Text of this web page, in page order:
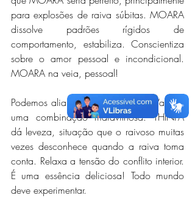
para explosões de raiva súbitas. MOARA
dissolve padrões rígidos de
comportamento, estabiliza. Conscientiza
sobre o amor pessoal e incondicional.
MOARA na veia, pessoal!
Podemos aliar THINI-Á ao buquê. Vai dar
uma combinação maravilhosa. THINI-Á
dá leveza, situação que o raivoso muitas
vezes desconhece quando a raiva toma
conta. Relaxa a tensão do conflito interior.
É uma essência deliciosa! Todo mundo
deve experimentar.